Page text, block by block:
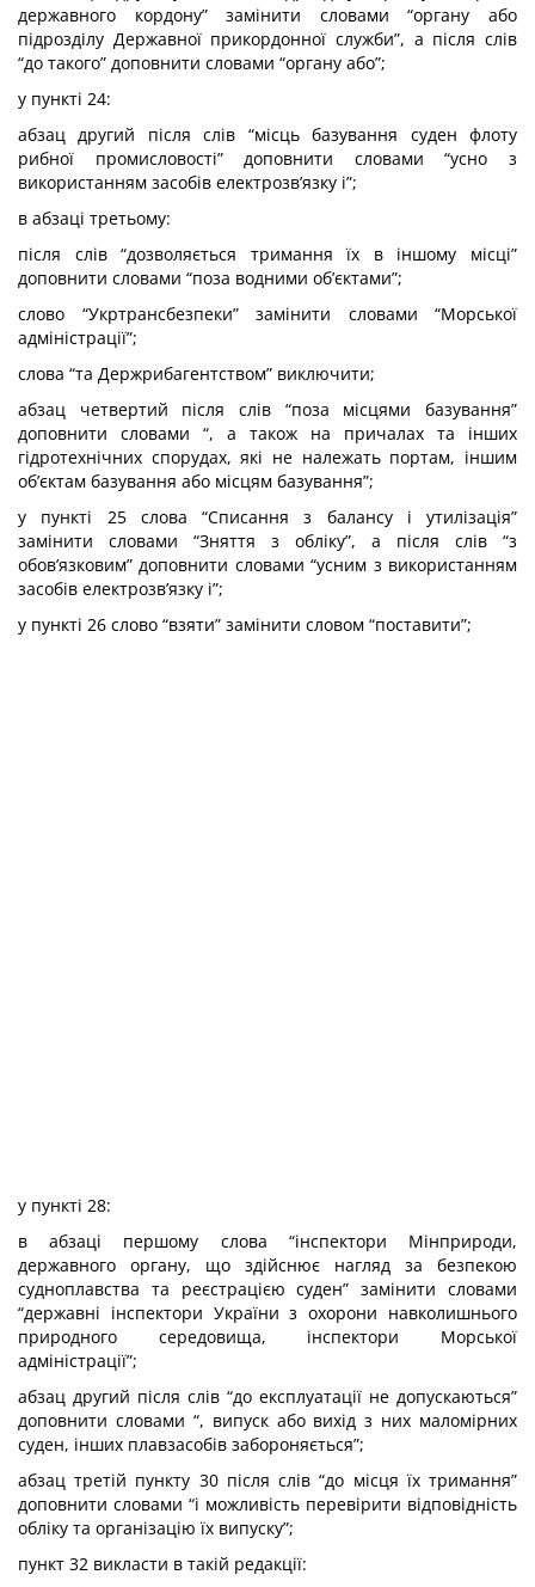
державного кордону” замінити словами “органу або
підрозділу Державної прикордонної служби”, а після слів
“до такого” доповнити словами “органу або”;
у пункті 24:
абзац другий після слів “місць базування суден флоту
рибної промисловості” доповнити словами “усно з
використанням засобів електрозв’язку і”;
в абзаці третьому:
після слів “дозволяється тримання їх в іншому місці”
доповнити словами “поза водними об’єктами”;
слово “Укртрансбезпеки” замінити словами “Морської
адміністрації”;
слова “та Держрибагентством” виключити;
абзац четвертий після слів “поза місцями базування”
доповнити словами “, а також на причалах та інших
гідротехнічних спорудах, які не належать портам, іншим
об’єктам базування або місцям базування”;
у пункті 25 слова “Списання з балансу і утилізація”
замінити словами “Зняття з обліку”, а після слів “з
обов’язковим” доповнити словами “усним з використанням
засобів електрозв’язку і”;
у пункті 26 слово “взяти” замінити словом “поставити”;
у пункті 28:
в абзаці першому слова “інспектори Мінприроди,
державного органу, що здійснює нагляд за безпекою
судноплавства та реєстрацією суден” замінити словами
“державні інспектори України з охорони навколишнього
природного середовища, інспектори Морської
адміністрації”;
абзац другий після слів “до експлуатації не допускаються”
доповнити словами “, випуск або вихід з них маломірних
суден, інших плавзасобів забороняється”;
абзац третій пункту 30 після слів “до місця їх тримання”
доповнити словами “і можливість перевірити відповідність
обліку та організацію їх випуску”;
пункт 32 викласти в такій редакції: